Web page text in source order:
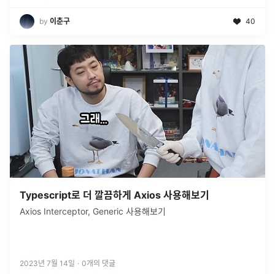
by 이춘구 40
Typescript로 더 깔끔하게 Axios 사용해보기
Axios Interceptor, Generic 사용해보기
2023년 7월 14일 · 0개의 댓글